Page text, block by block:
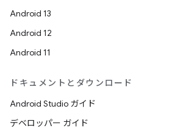
Android 13
Android 12
Android 11
ドキュメントとダウンロード
Android Studio ガイド
デベロッパー ガイド